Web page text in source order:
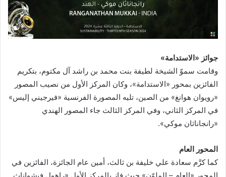
جوائز «الاستدامة»
وقامت سموّ الشيخة لطيفة بنت محمد بن راشد آل مكتوم، بتكريم
الفائزين بمحور «الاستدامة»، وكان المركز الأول من نصيب المصور
«رويوان هوانغ» من الصين، تليه المصورة الفرنسية «فيرجيني إليس»
في المركز الثاني، وفي المركز الثالث جاء المصور الهندي
«رانجاناثان موكي».
المحور العام
كما كرَّم سعادة علي خليفة بن ثالث، أمين عام الجائزة، الفائزين في